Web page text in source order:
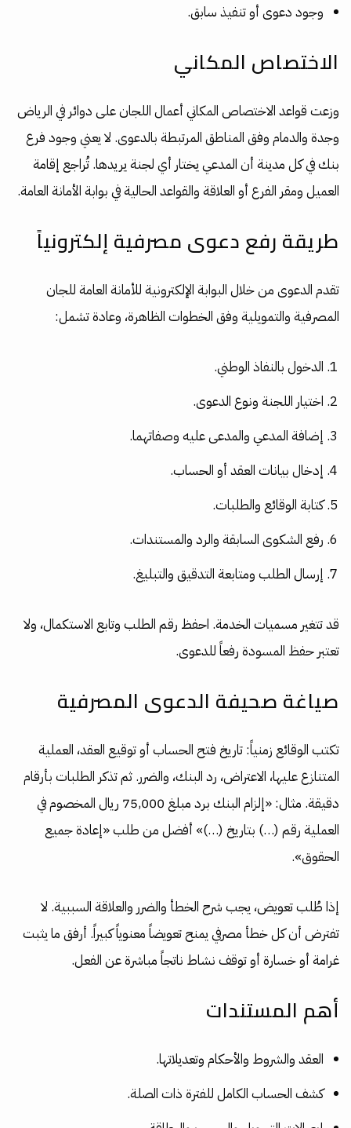
وجود دعوى أو تنفيذ سابق.
الاختصاص المكاني
وزعت قواعد الاختصاص المكاني أعمال اللجان على دوائر في الرياض
وجدة والدمام وفق المناطق المرتبطة بالدعوى. لا يعني وجود فرع
بنك في كل مدينة أن المدعي يختار أي لجنة يريدها. تُراجع إقامة
العميل ومقر الفرع أو العلاقة والقواعد الحالية في بوابة الأمانة العامة.
طريقة رفع دعوى مصرفية إلكترونياً
تقدم الدعوى من خلال البوابة الإلكترونية للأمانة العامة للجان
المصرفية والتمويلية وفق الخطوات الظاهرة، وعادة تشمل:
الدخول بالنفاذ الوطني.
اختيار اللجنة ونوع الدعوى.
إضافة المدعي والمدعى عليه وصفاتهما.
إدخال بيانات العقد أو الحساب.
كتابة الوقائع والطلبات.
رفع الشكوى السابقة والرد والمستندات.
إرسال الطلب ومتابعة التدقيق والتبليغ.
قد تتغير مسميات الخدمة. احفظ رقم الطلب وتابع الاستكمال، ولا
تعتبر حفظ المسودة رفعاً للدعوى.
صياغة صحيفة الدعوى المصرفية
تكتب الوقائع زمنياً: تاريخ فتح الحساب أو توقيع العقد، العملية
المتنازع عليها، الاعتراض، رد البنك، والضرر. ثم تذكر الطلبات بأرقام
دقيقة. مثال: «إلزام البنك برد مبلغ 75,000 ريال المخصوم في
العملية رقم (…) بتاريخ (…)» أفضل من طلب «إعادة جميع
الحقوق».
إذا طُلب تعويض، يجب شرح الخطأ والضرر والعلاقة السببية. لا
تفترض أن كل خطأ مصرفي يمنح تعويضاً معنوياً كبيراً. أرفق ما يثبت
غرامة أو خسارة أو توقف نشاط ناتجاً مباشرة عن الفعل.
أهم المستندات
العقد والشروط والأحكام وتعديلاتها.
كشف الحساب الكامل للفترة ذات الصلة.